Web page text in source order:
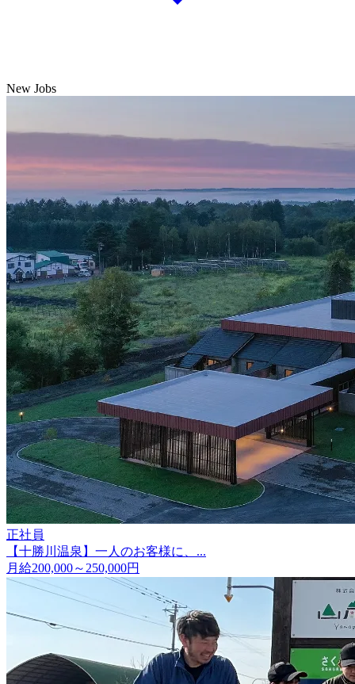
New Jobs
正社員
【十勝川温泉】一人のお客様に、...
月給200,000～250,000円